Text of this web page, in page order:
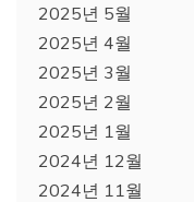
2025년 5월
2025년 4월
2025년 3월
2025년 2월
2025년 1월
2024년 12월
2024년 11월